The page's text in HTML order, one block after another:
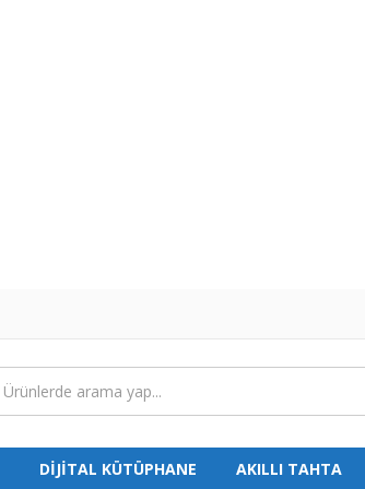
DİJİTAL KÜTÜPHANE AKILLI TAHTA